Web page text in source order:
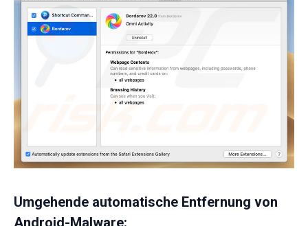
Umgehende automatische Entfernung von